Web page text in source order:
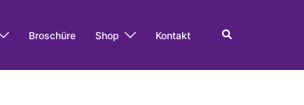
Broschüre Shop Kontakt Search